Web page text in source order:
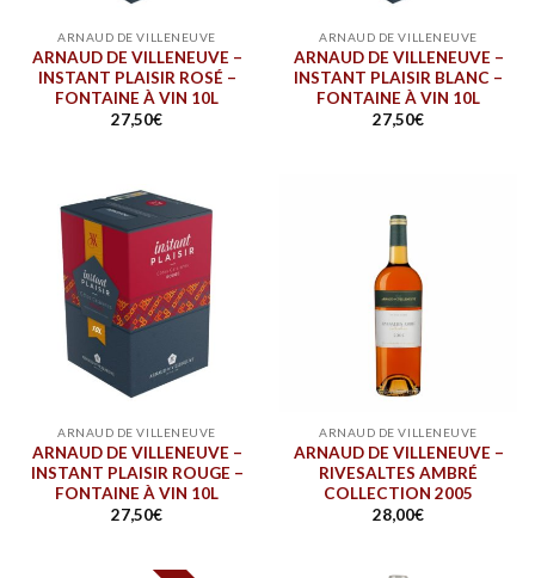
ARNAUD DE VILLENEUVE
ARNAUD DE VILLENEUVE –
INSTANT PLAISIR ROSÉ –
FONTAINE À VIN 10L
27,50€
ARNAUD DE VILLENEUVE
ARNAUD DE VILLENEUVE –
INSTANT PLAISIR BLANC –
FONTAINE À VIN 10L
27,50€
ARNAUD DE VILLENEUVE
ARNAUD DE VILLENEUVE –
INSTANT PLAISIR ROUGE –
FONTAINE À VIN 10L
27,50€
ARNAUD DE VILLENEUVE
ARNAUD DE VILLENEUVE –
RIVESALTES AMBRÉ
COLLECTION 2005
28,00€